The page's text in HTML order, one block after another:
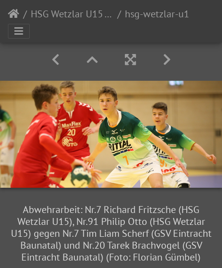
HSG Wetzlar U15 - GSV Eintracht Baunatal
Abwehrarbeit: Nr.7 Richard Fritzsche (HSG
Wetzlar U15), Nr.91 Philip Otto (HSG Wetzlar
U15) gegen Nr.7 Tim Liam Scherf (GSV Eintracht
Baunatal) und Nr.20 Tarek Brachvogel (GSV
Eintracht Baunatal) (Foto: Florian Gümbel)